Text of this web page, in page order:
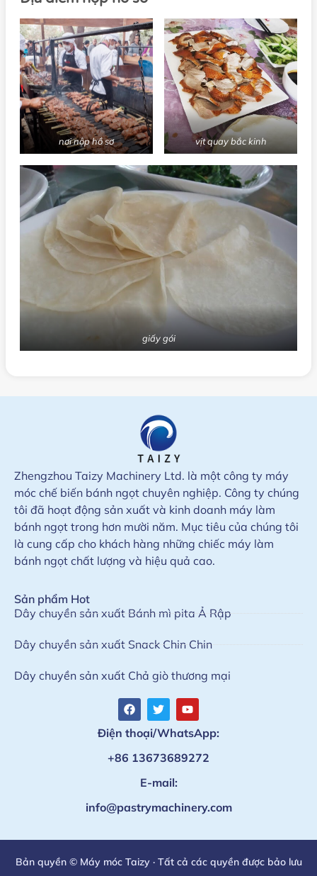
nơi nộp hồ sơ vịt quay bắc kinh
giấy gói
Zhengzhou Taizy Machinery Ltd. là một công ty máy
móc chế biến bánh ngọt chuyên nghiệp. Công ty chúng
tôi đã hoạt động sản xuất và kinh doanh máy làm
bánh ngọt trong hơn mười năm. Mục tiêu của chúng tôi
là cung cấp cho khách hàng những chiếc máy làm
bánh ngọt chất lượng và hiệu quả cao.
Sản phẩm Hot
Dây chuyền sản xuất Bánh mì pita Ả Rập
Dây chuyền sản xuất Snack Chin Chin
Dây chuyền sản xuất Chả giò thương mại
Điện thoại/WhatsApp:
+86 13673689272
E-mail:
info@pastrymachinery.com
Bản quyền © Máy móc Taizy · Tất cả các quyền được bảo lưu